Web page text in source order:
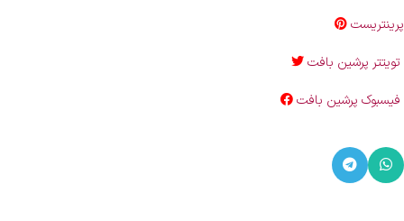
پرینتریست
تویتتر پرشین بافت
فیسبوک پرشین بافت